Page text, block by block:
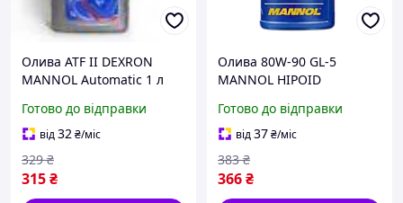
Олива ATF II DEXRON
MANNOL Automatic 1 л
Готово до відправки
від32₴/міс
315₴
329 ₴
Олива 80W-90 GL-5
MANNOL HIPOID
Готово до відправки
від37₴/міс
366₴
383 ₴